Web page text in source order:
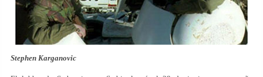
Stephen Karganovic